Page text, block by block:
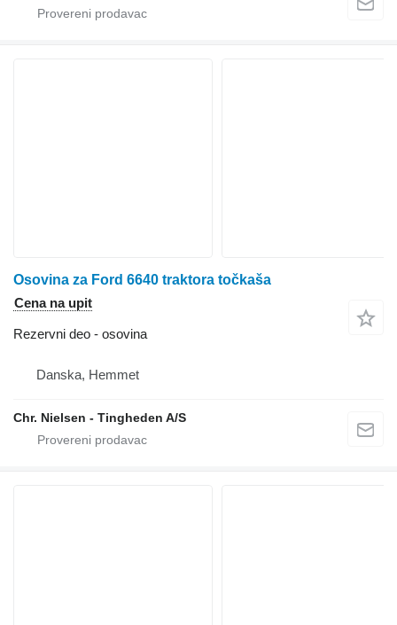
Osovina za Ford 6640 traktora točkaša
Cena na upit
Rezervni deo - osovina
Danska, Hemmet
Chr. Nielsen - Tingheden A/S